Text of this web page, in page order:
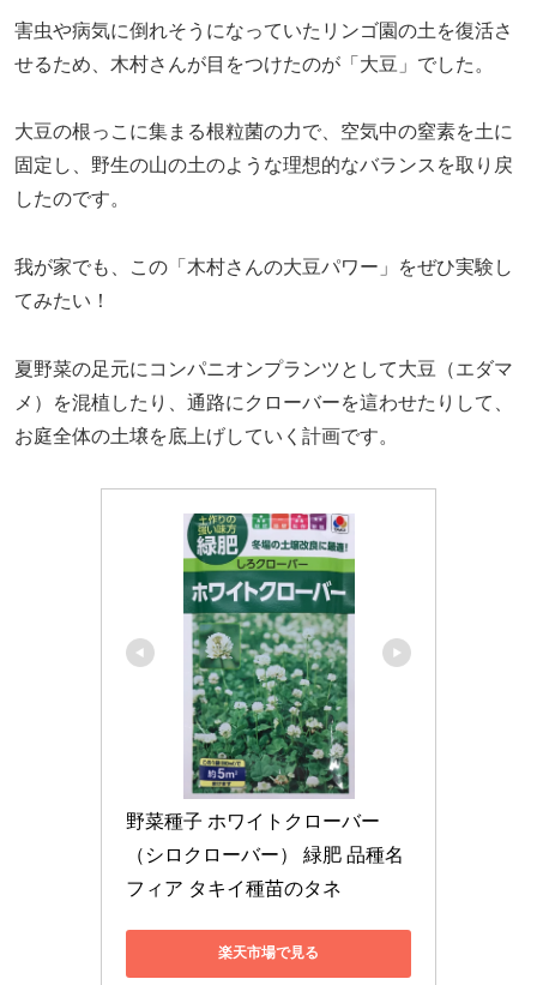
害虫や病気に倒れそうになっていたリンゴ園の土を復活さ
せるため、木村さんが目をつけたのが「大豆」でした。
大豆の根っこに集まる根粒菌の力で、空気中の窒素を土に
固定し、野生の山の土のような理想的なバランスを取り戻
したのです。
我が家でも、この「木村さんの大豆パワー」をぜひ実験し
てみたい！
夏野菜の足元にコンパニオンプランツとして大豆（エダマ
メ）を混植したり、通路にクローバーを這わせたりして、
お庭全体の土壌を底上げしていく計画です。
野菜種子 ホワイトクローバー
（シロクローバー） 緑肥 品種名
フィア タキイ種苗のタネ
楽天市場で見る